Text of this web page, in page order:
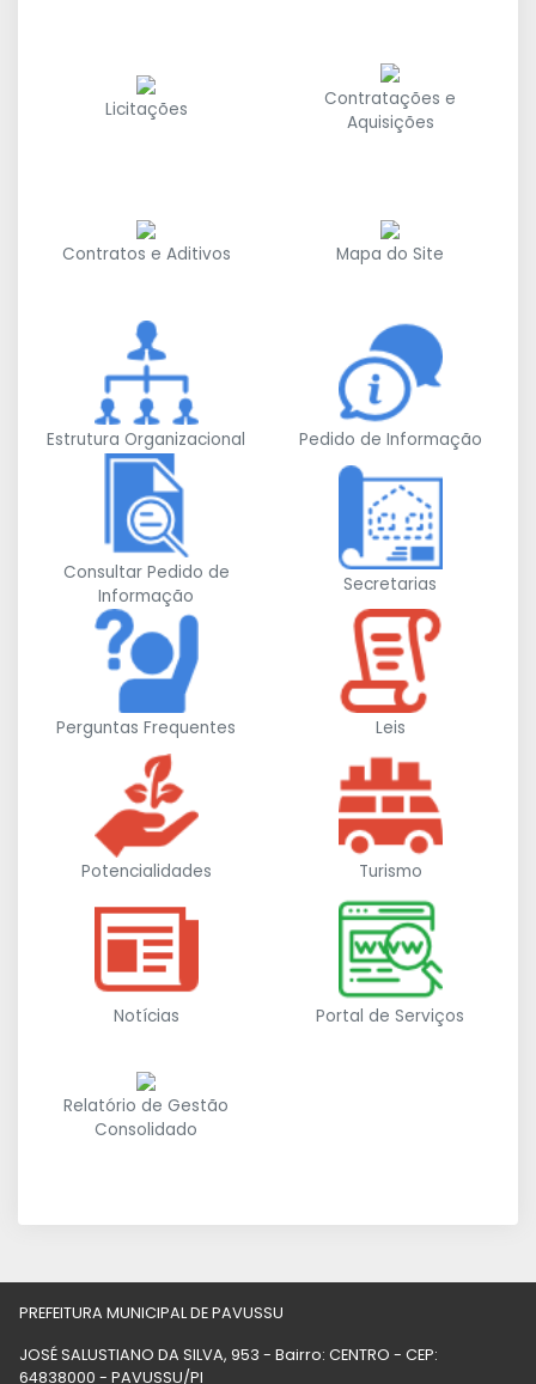
Licitações
Contratações e
Aquisições
Contratos e Aditivos Mapa do Site
Estrutura Organizacional Pedido de Informação
Consultar Pedido de
Informação
Secretarias
Perguntas Frequentes Leis
Potencialidades Turismo
Notícias Portal de Serviços
Relatório de Gestão
Consolidado
PREFEITURA MUNICIPAL DE PAVUSSU
JOSÉ SALUSTIANO DA SILVA, 953 - Bairro: CENTRO - CEP:
64838000 - PAVUSSU/PI